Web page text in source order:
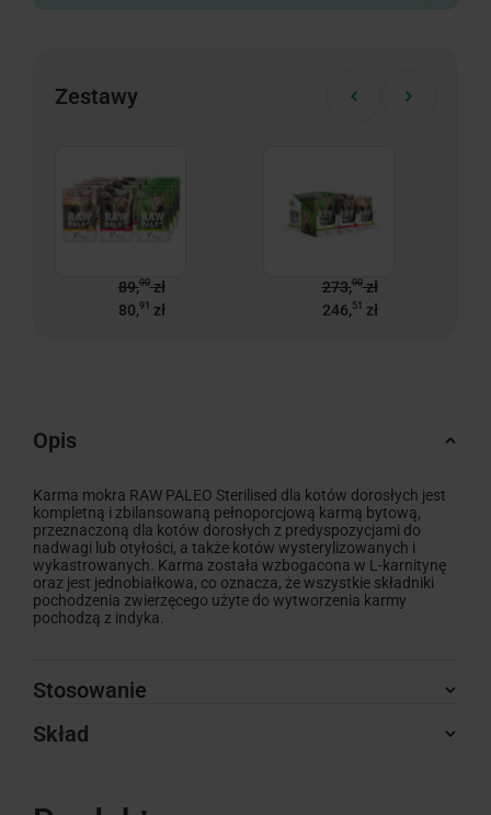
Zestawy
89,90zł
80,91 zł
273,90zł
246,51 zł
Opis
Karma mokra RAW PALEO Sterilised dla kotów dorosłych jest
kompletną i zbilansowaną pełnoporcjową karmą bytową,
przeznaczoną dla kotów dorosłych z predyspozycjami do
nadwagi lub otyłości, a także kotów wysterylizowanych i
wykastrowanych. Karma została wzbogacona w L-karnitynę
oraz jest jednobiałkowa, co oznacza, że wszystkie składniki
pochodzenia zwierzęcego użyte do wytworzenia karmy
pochodzą z indyka.
Stosowanie
Skład